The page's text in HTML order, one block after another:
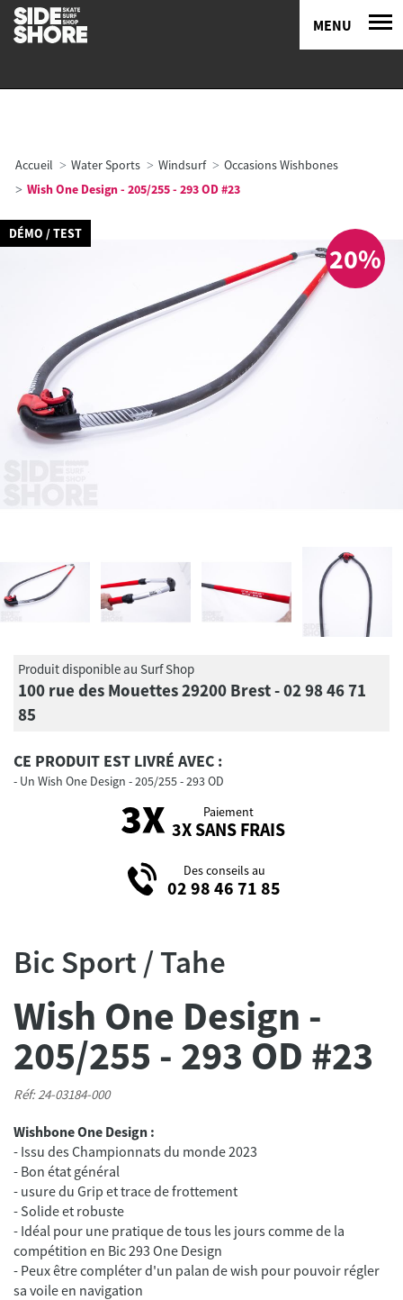
MENU
Accueil Water Sports Windsurf
Occasions Wishbones
Wish One Design - 205/255 - 293 OD #23
20%
DÉMO / TEST
Produit disponible au Surf Shop
100 rue des Mouettes 29200 Brest - 02 98 46 71
85
CE PRODUIT EST LIVRÉ AVEC :
Un Wish One Design - 205/255 - 293 OD
Paiement
3X SANS FRAIS
Des conseils au
02 98 46 71 85
Bic Sport / Tahe
Wish One Design -
205/255 - 293 OD #23
Réf: 24-03184-000
Wishbone One Design :
- Issu des Championnats du monde 2023
- Bon état général
- usure du Grip et trace de frottement
- Solide et robuste
- Idéal pour une pratique de tous les jours comme de la
compétition en Bic 293 One Design
- Peux être compléter d'un palan de wish pour pouvoir régler
sa voile en navigation